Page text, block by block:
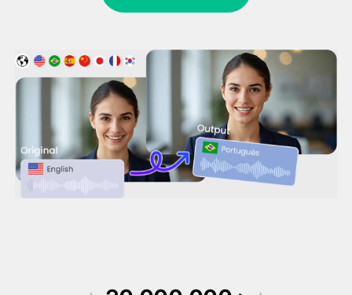
Foto
Altri strumenti ▼
Vedi tutti i modelli
20,000,000+
Global Users